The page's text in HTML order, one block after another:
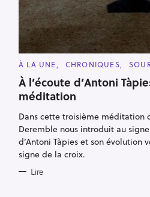
C
T
E
G
O
I
E
S
À LA UNE CHRONIQUES
À l’écoute d’Antoni
méditation
Dans cette troisième méditation
Deremble nous introduit au
d’Antoni Tàpies et son évolution
signe de la croix.
Lire